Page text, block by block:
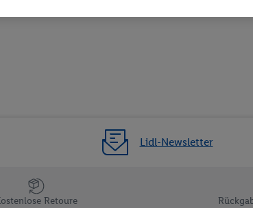
Lidl-Newsletter
Retoure
auch über verschiedene Endgeräte und Lidl-Dienste
der oben genannten Partner verwendet werden, um
EUID), die wir sodann ähnlich wie die sogleich
einem der anderen oben genannten Partner auch Ihre in
Verantwortlichkeit verarbeitet.